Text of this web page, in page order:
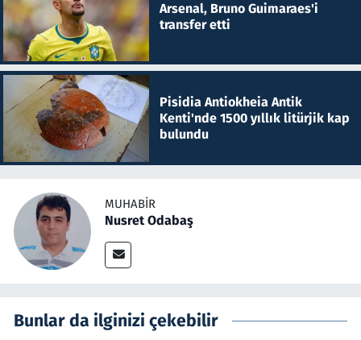
Arsenal, Bruno Guimaraes'i
transfer etti
Pisidia Antiokheia Antik
Kenti'nde 1500 yıllık litürjik kap
bulundu
MUHABIR
Nusret Odabaş
Bunlar da ilginizi çekebilir